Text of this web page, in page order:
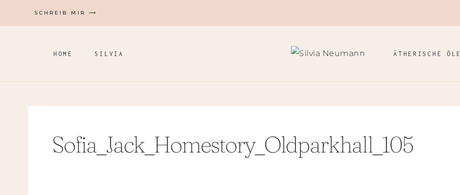
SCHREIB MIR ⟶
HOME SILVIA ÄTHERISCHE ÖLE
Sofia_Jack_Homestory_Oldparkhall_105